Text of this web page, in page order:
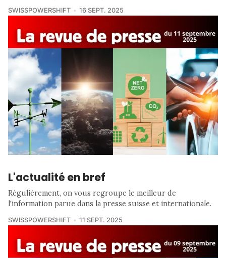
SWISSPOWERSHIFT 16 SEPT. 2025
L'actualité en bref
Régulièrement, on vous regroupe le meilleur de
l'information parue dans la presse suisse et internationale.
SWISSPOWERSHIFT 11 SEPT. 2025